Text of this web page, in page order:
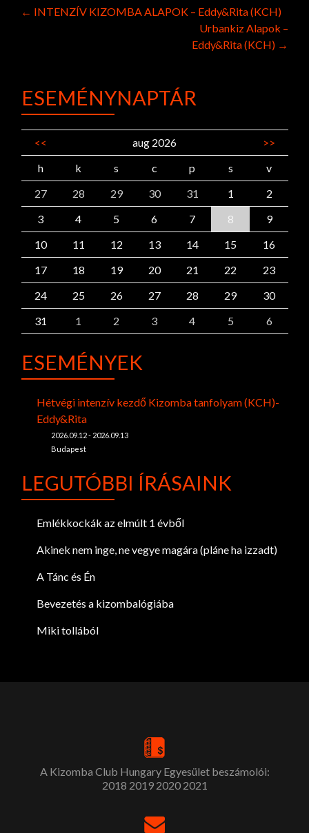
Post
← INTENZÍV KIZOMBA ALAPOK – Eddy&Rita (KCH)
Urbankiz Alapok –
Eddy&Rita (KCH) →
ESEMÉNYNAPTÁR
<< aug 2026
>>
h
k s c p s
v
27
28 29 30 31 1
2
3
4 5 6 7 8
9
10
11 12 13 14 15
16
17
18 19 20 21 22
23
24
25 26 27 28 29
30
31
1 2 3 4 5 6
ESEMÉNYEK
Hétvégi intenzív kezdő Kizomba tanfolyam (KCH)-
Eddy&Rita
2026.09.12 - 2026.09.13
Budapest
LEGUTÓBBI ÍRÁSAINK
Emlékkockák az elmúlt 1 évből
Akinek nem inge, ne vegye magára (pláne ha izzadt)
A Tánc és Én
Bevezetés a kizombalógiába
Miki tollából
A Kizomba Club Hungary Egyesület beszámolói:
2018 2019 2020 2021